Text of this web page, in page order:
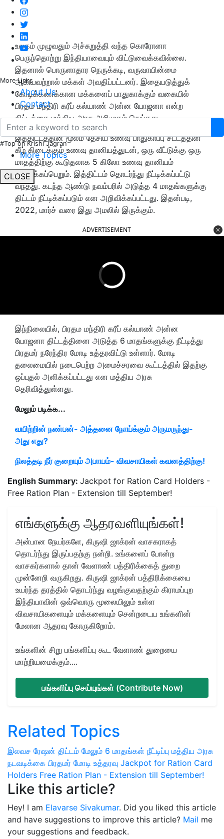
More Links
About Us
Contact
#Top on Krishi Jagran
More Topics
CLOSE
உலகம் முழுவதும் அச்சுறுத்தி வந்த கொரோனா
பெருந்தொற்று இந்தியாவையும் விட்டுவைக்கவில்லை.
இதனால் பொருளாதார நெருக்கடி, வருவாயின்மை
ஆகியவற்றால் மக்கள் அவதிப்பட்டனர். இதையடுத்துக்
கோடிக்கணக்கான மக்களைப் பாதுகாக்கும் வகையில்
பிரதம மந்திரி கரீப் கல்யாண் அன்ன யோஜனா என்ற
திட்டத்தை மத்திய அரசு அறிமுகம் செய்தது.
இத்திட்டத்தின் மூலம் தேசிய உணவு பாதுகாப்பு சட்டத்தின்
கீழ் கிடைக்கும் உணவு தானியத்துடன், ஒரு வீட்டுக்கு ஒரு
மாதத்திற்கு கூடுதலாக 5 கிலோ உணவு தானியம்
கிடைக்கப்பெறும். இத்திட்டம் தொடர்ந்து நீட்டிக்கப்பட்டு
வந்தது. கடந்த ஆண்டு நவம்பரில் அடுத்த 4 மாதங்களுக்கு
திட்டம் நீட்டிக்கப்படும் என அறிவிக்கப்பட்டது. இதன்படி,
2022, மார்ச் வரை இது அமலில் இருக்கும்.
ADVERTISEMENT
இந்நிலையில், பிரதம மந்திரி கரீப் கல்யாண் அன்ன
யோஜனா திட்டத்தினை அடுத்த 6 மாதங்களுக்கு நீட்டித்து
பிரதமர் நரேந்திர மோடி உத்தரவிட்டு உள்ளார். மோடி
தலைமையில் நடைபெற்ற அமைச்சரவை கூட்டத்தில் இதற்கு
ஒப்புதல் அளிக்கப்பட்டது என மத்திய அரசு
தெரிவித்துள்ளது.
மேலும் படிக்க...
வயிற்றின் நண்பன்- அத்தனை நோய்க்கும் அருமருந்து-
அது எது?
நிலத்தடி நீர் குறையும் அபாயம்- விவசாயிகள் கவனத்திற்கு!
English Summary: Jackpot for Ration Card Holders -
Free Ration Plan - Extension till September!
எங்களுக்கு ஆதரவளியுங்கள்!
அன்பான நேயர்களே, கிருஷி ஜாக்ரன் வாசகராகத்
தொடர்ந்து இருப்பதற்கு நன்றி. உங்களைப் போன்ற
வாசகர்களால் தான் வேளாண் பத்திரிக்கைத் துறை
முன்னேறி வருகிறது. கிருஷி ஜாக்ரன் பத்திரிக்கையை
உயர்ந்த தரத்தில் தொடர்ந்து வழங்குவதற்கும் கிராமப்புற
இந்தியாவின் ஒவ்வொரு மூலையிலும் உள்ள
விவசாயிகளையும் மக்களையும் சென்றடைய உங்களின்
மேலான ஆதரவு கோருகிறோம்.
உங்களின் சிறு பங்களிப்பு கூட வேளாண் துறையை
மாற்றியமைக்கும்....
பங்களிப்பு செய்யுங்கள் (Contribute Now)
Related Topics
இலவச ரேஷன் திட்டம் மேலும் 6 மாதங்கள் நீட்டிப்பு மத்திய அரசு
நடவடிக்கை பிரதமர் மோடி உத்தரவு Jackpot for Ration Card
Holders Free Ration Plan - Extension till September!
Like this article?
Hey! I am Elavarse Sivakumar. Did you liked this article
and have suggestions to improve this article? Mail me
your suggestions and feedback.